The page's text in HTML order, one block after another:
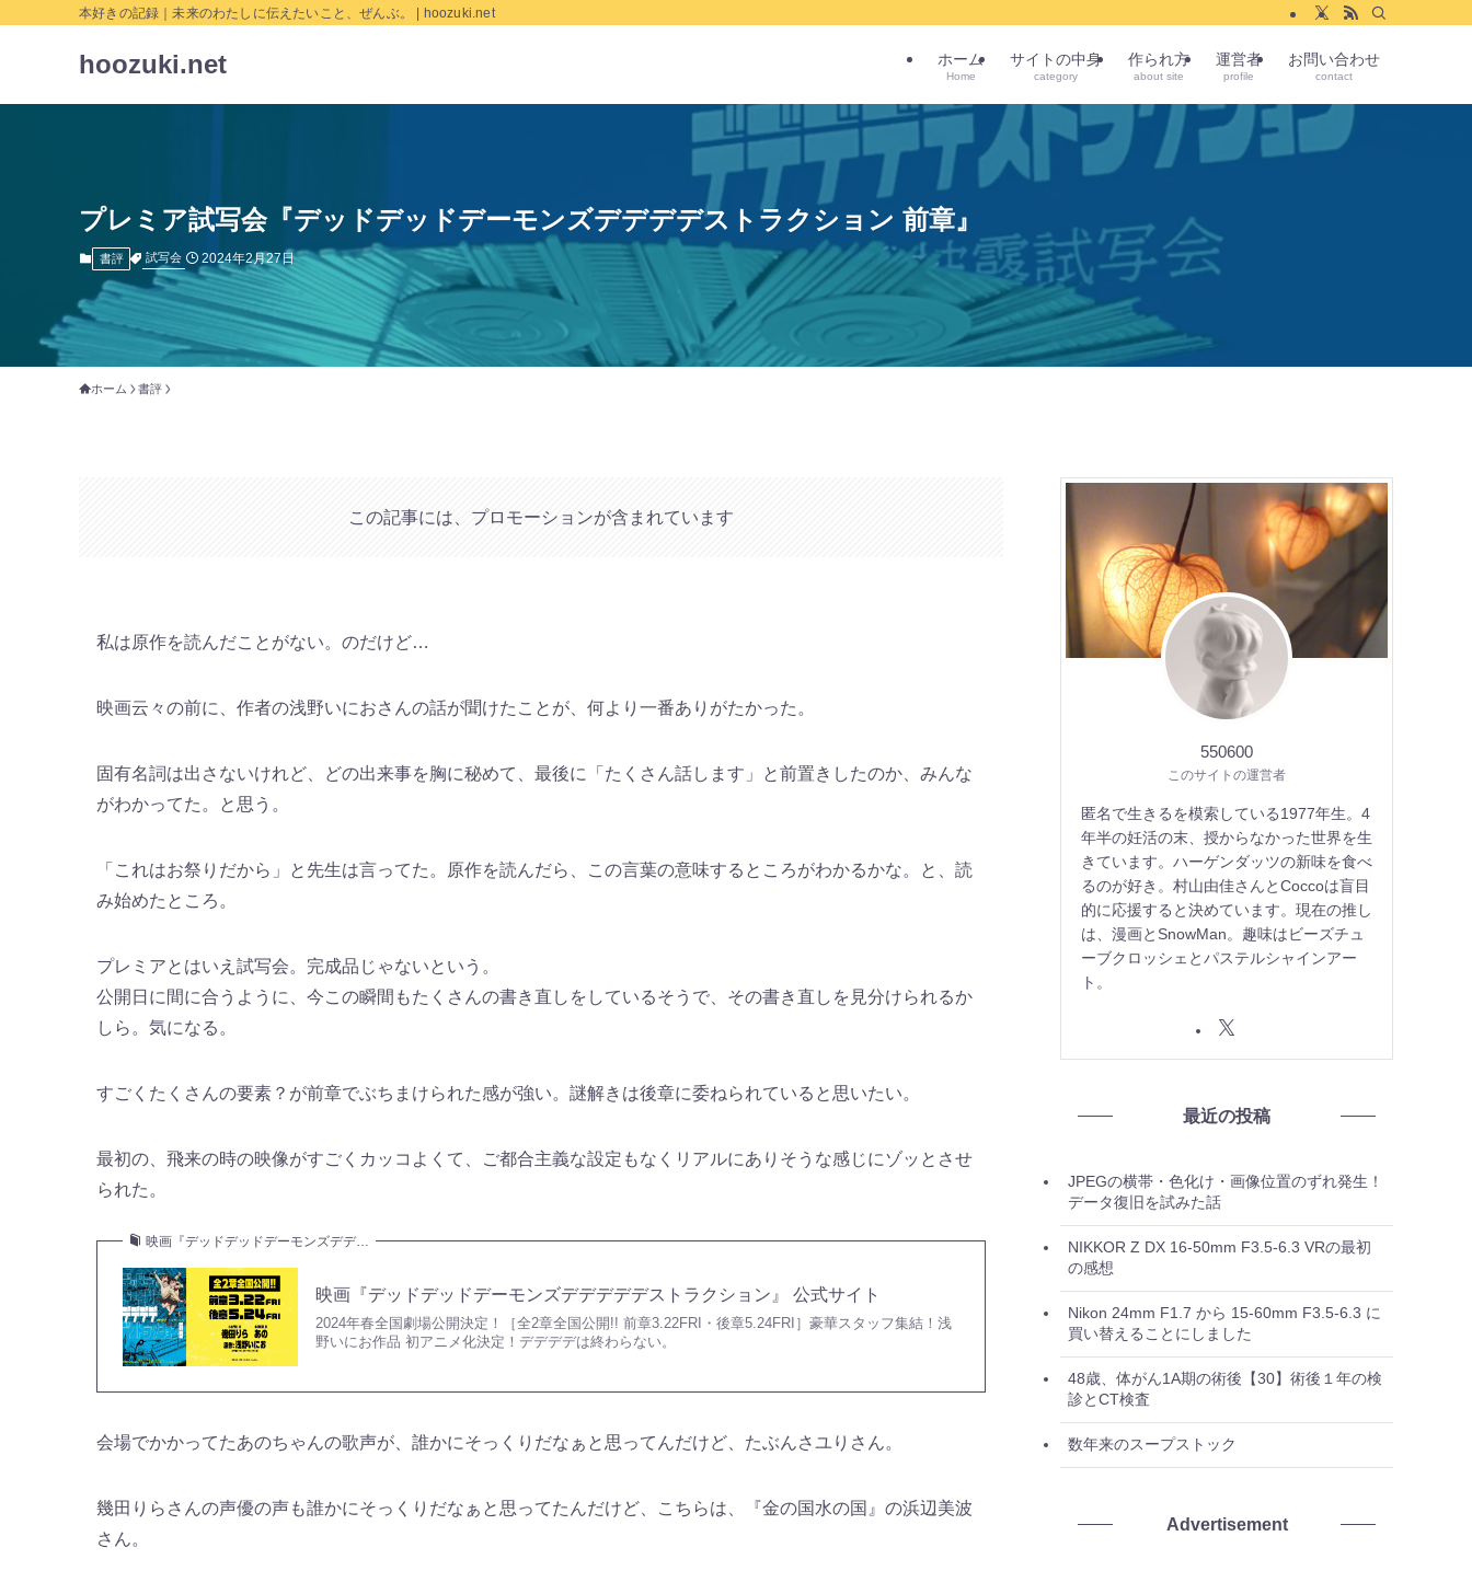
本好きの記録｜未来のわたしに伝えたいこと、ぜんぶ。 | hoozuki.net
hoozuki.net ホーム
Home
サイトの中身
category
作られ方
about site
運営者
profile
お問い合わせ
contact
プレミア試写会『デッドデッドデーモンズデデデデストラクション 前章』
書評 試写会 2024年2月27日
ホーム 書評
この記事には、プロモーションが含まれています
私は原作を読んだことがない。のだけど…
映画云々の前に、作者の浅野いにおさんの話が聞けたことが、何より一番ありがたかった。
固有名詞は出さないけれど、どの出来事を胸に秘めて、最後に「たくさん話します」と前置きしたのか、みんな
がわかってた。と思う。
「これはお祭りだから」と先生は言ってた。原作を読んだら、この言葉の意味するところがわかるかな。と、読
み始めたところ。
プレミアとはいえ試写会。完成品じゃないという。
公開日に間に合うように、今この瞬間もたくさんの書き直しをしているそうで、その書き直しを見分けられるか
しら。気になる。
すごくたくさんの要素？が前章でぶちまけられた感が強い。謎解きは後章に委ねられていると思いたい。
最初の、飛来の時の映像がすごくカッコよくて、ご都合主義な設定もなくリアルにありそうな感じにゾッとさせ
られた。
映画『デッドデッドデーモンズデデ…
映画『デッドデッドデーモンズデデデデデストラクション』 公式サイト
2024年春全国劇場公開決定！［全2章全国公開!! 前章3.22FRI・後章5.24FRI］豪華スタッフ集結！浅
野いにお作品 初アニメ化決定！デデデデは終わらない。
会場でかかってたあのちゃんの歌声が、誰かにそっくりだなぁと思ってんだけど、たぶんさユりさん。
幾田りらさんの声優の声も誰かにそっくりだなぁと思ってたんだけど、こちらは、『金の国水の国』の浜辺美波
さん。
550600
このサイトの運営者
匿名で生きるを模索している1977年生。4
年半の妊活の末、授からなかった世界を生
きています。ハーゲンダッツの新味を食べ
るのが好き。村山由佳さんとCoccoは盲目
的に応援すると決めています。現在の推し
は、漫画とSnowMan。趣味はビーズチュ
ーブクロッシェとパステルシャインアー
ト。
最近の投稿
JPEGの横帯・色化け・画像位置のずれ発生！
データ復旧を試みた話
NIKKOR Z DX 16-50mm F3.5-6.3 VRの最初
の感想
Nikon 24mm F1.7 から 15-60mm F3.5-6.3 に
買い替えることにしました
48歳、体がん1A期の術後【30】術後１年の検
診とCT検査
数年来のスープストック
Advertisement